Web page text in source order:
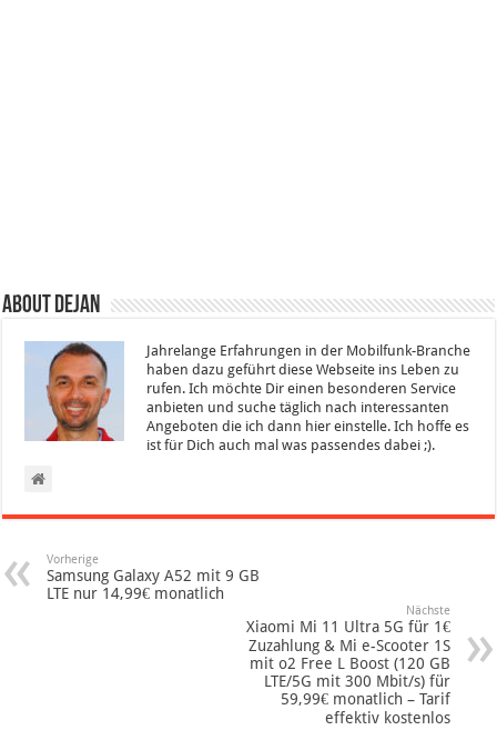
About Dejan
Jahrelange Erfahrungen in der Mobilfunk-Branche
haben dazu geführt diese Webseite ins Leben zu
rufen. Ich möchte Dir einen besonderen Service
anbieten und suche täglich nach interessanten
Angeboten die ich dann hier einstelle. Ich hoffe es
ist für Dich auch mal was passendes dabei ;).
Vorherige
Samsung Galaxy A52 mit 9 GB
LTE nur 14,99€ monatlich
Nächste
Xiaomi Mi 11 Ultra 5G für 1€
Zuzahlung & Mi e-Scooter 1S
mit o2 Free L Boost (120 GB
LTE/5G mit 300 Mbit/s) für
59,99€ monatlich – Tarif
effektiv kostenlos